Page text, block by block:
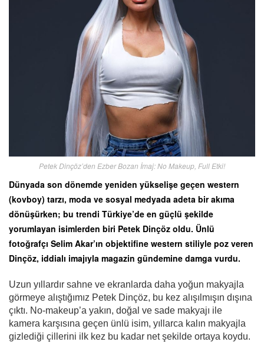
Petek Dinçöz’den Ezber Bozan İmaj: No Makeup, Full Etki!
Dünyada son dönemde yeniden yükselişe geçen western
(kovboy) tarzı, moda ve sosyal medyada adeta bir akıma
dönüşürken; bu trendi Türkiye’de en güçlü şekilde
yorumlayan isimlerden biri Petek Dinçöz oldu. Ünlü
fotoğrafçı Selim Akar’ın objektifine western stiliyle poz veren
Dinçöz, iddialı imajıyla magazin gündemine damga vurdu.
Uzun yıllardır sahne ve ekranlarda daha yoğun makyajla
görmeye alıştığımız Petek Dinçöz, bu kez alışılmışın dışına
çıktı. No-makeup’a yakın, doğal ve sade makyajı ile
kamera karşısına geçen ünlü isim, yıllarca kalın makyajla
gizlediği çillerini ilk kez bu kadar net şekilde ortaya koydu.